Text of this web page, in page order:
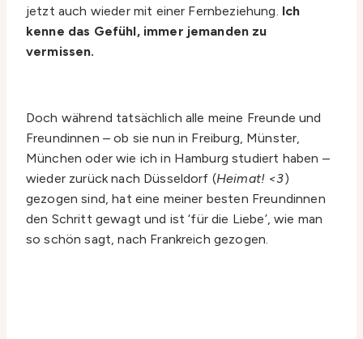
jetzt auch wieder mit einer Fernbeziehung. Ich
kenne das Gefühl, immer jemanden zu
vermissen.
Doch während tatsächlich alle meine Freunde und
Freundinnen – ob sie nun in Freiburg, Münster,
München oder wie ich in Hamburg studiert haben –
wieder zurück nach Düsseldorf (Heimat! <3)
gezogen sind, hat eine meiner besten Freundinnen
den Schritt gewagt und ist ‘für die Liebe’, wie man
so schön sagt, nach Frankreich gezogen.